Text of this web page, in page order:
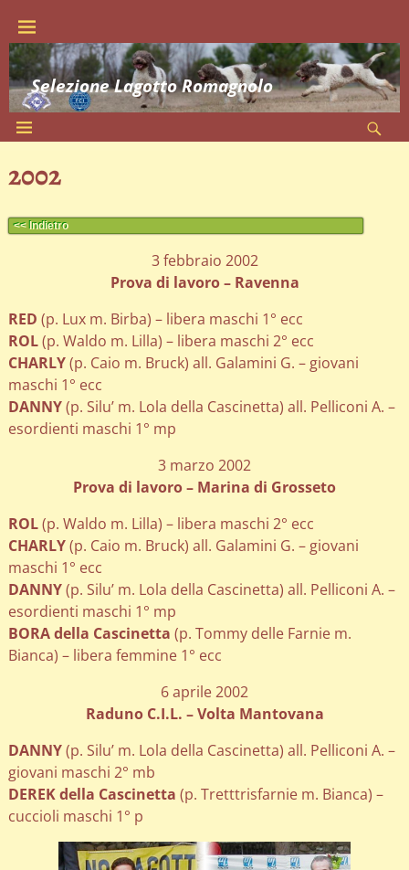
Selezione Lagotto Romagnolo
2002
<< Indietro
3 febbraio 2002
Prova di lavoro – Ravenna
RED (p. Lux m. Birba) – libera maschi 1° ecc
ROL(p. Waldo m. Lilla) – libera maschi 2° ecc
CHARLY(p. Caio m. Bruck) all. Galamini G. – giovani
maschi 1° ecc
DANNY(p. Silu’ m. Lola della Cascinetta) all. Pelliconi A. –
esordienti maschi 1° mp
3 marzo 2002
Prova di lavoro – Marina di Grosseto
ROL(p. Waldo m. Lilla) – libera maschi 2° ecc
CHARLY(p. Caio m. Bruck) all. Galamini G. – giovani
maschi 1° ecc
DANNY(p. Silu’ m. Lola della Cascinetta) all. Pelliconi A. –
esordienti maschi 1° mp
BORA della Cascinetta (p. Tommy delle Farnie m.
Bianca) – libera femmine 1° ecc
6 aprile 2002
Raduno C.I.L. – Volta Mantovana
DANNY(p. Silu’ m. Lola della Cascinetta) all. Pelliconi A. –
giovani maschi 2° mb
DEREK della Cascinetta (p. Tretttrisfarnie m. Bianca) –
cuccioli maschi 1° p